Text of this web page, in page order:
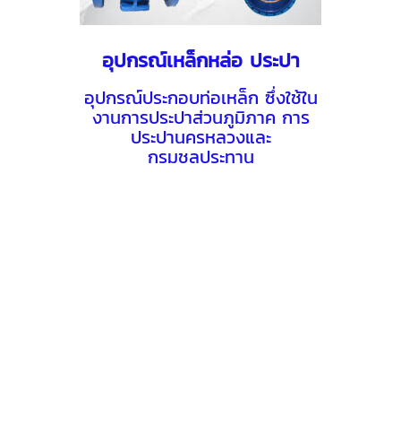
อุปกรณ์เหล็กหล่อ ประปา
อุปกรณ์ประกอบท่อเหล็ก ซึ่งใช้ใน
งานการประปาส่วนภูมิภาค การ
ประปานครหลวงและ
กรมชลประทาน